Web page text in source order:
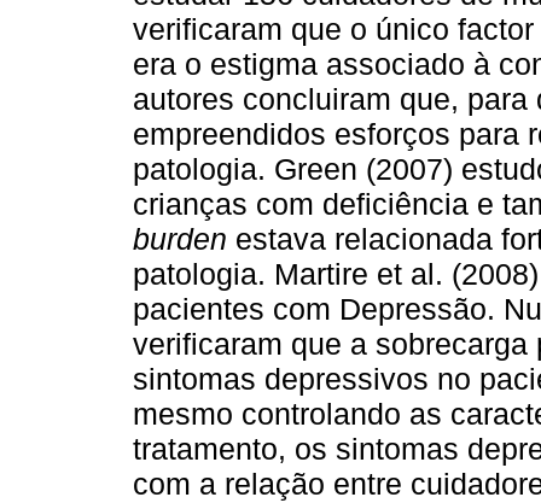
verificaram que o único
era o estigma associado à
autores concluiram que,
empreendidos esforços para
patologia. Green (2007)
crianças com deficiência e
burden estava relacionada
patologia. Martire et al.
pacientes com Depressão.
verificaram que a
sintomas depressivos no
mesmo controlando as
tratamento, os sintomas
com a relação entre